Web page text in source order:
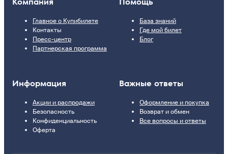
Главное о Купибилете
Контакты
Пресс-центр
Партнерская программа
База знаний
Где мой билет
Блог
Информация
Акции и распродажи
Безопасность
Конфиденциальность
Оферта
Важные ответы
Оформление и покупка
Возврат и обмен
Все вопросы и ответы